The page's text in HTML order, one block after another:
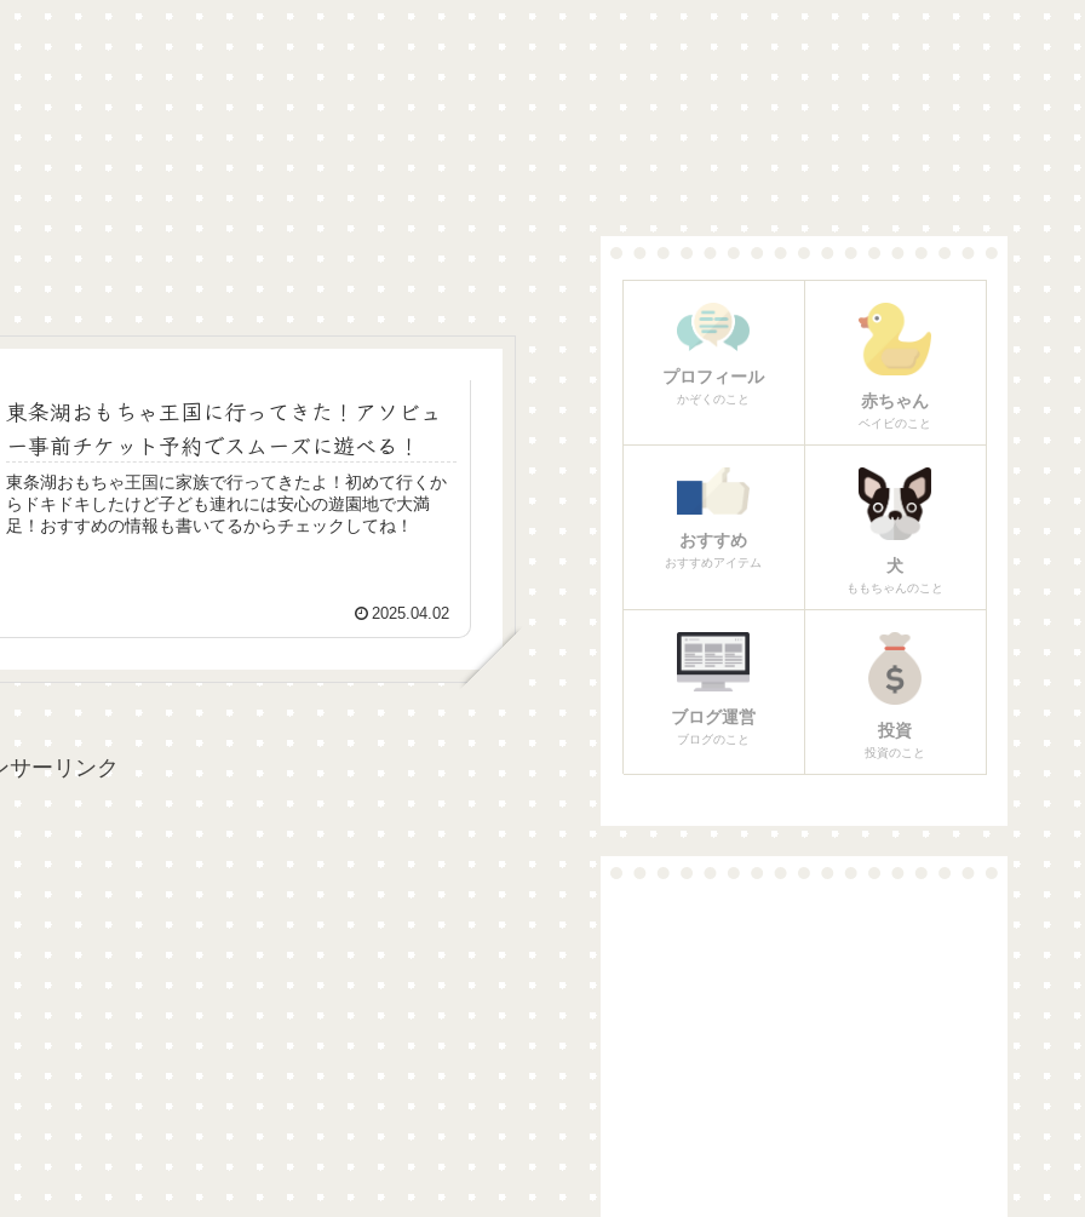
東条湖おもちゃ王国に行ってきた！アソビュ
ー事前チケット予約でスムーズに遊べる！
東条湖おもちゃ王国に家族で行ってきたよ！初めて行くか
らドキドキしたけど子ども連れには安心の遊園地で大満
足！おすすめの情報も書いてるからチェックしてね！
2025.04.02
サーリンク
プロフィール
かぞくのこと 赤ちゃん
ベイビのこと
おすすめ
おすすめアイテム 犬
ももちゃんのこと
ブログ運営
ブログのこと 投資
投資のこと